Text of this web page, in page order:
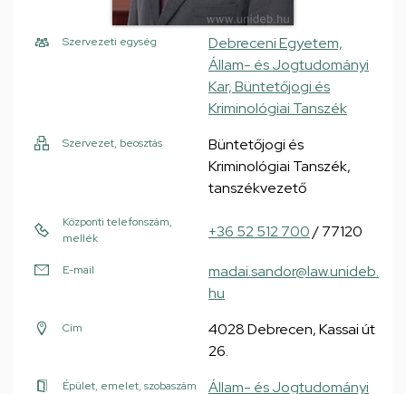
Szervezeti egység
Debreceni Egyetem,
Állam- és Jogtudományi
Kar, Büntetőjogi és
Kriminológiai Tanszék
Szervezet, beosztás
Büntetőjogi és
Kriminológiai Tanszék,
tanszékvezető
Központi telefonszám,
mellék
+36 52 512 700/ 77120
E-mail
madai.sandor@law.unideb.
hu
Cím
4028 Debrecen, Kassai út
26.
Épület, emelet, szobaszám
Állam- és Jogtudományi